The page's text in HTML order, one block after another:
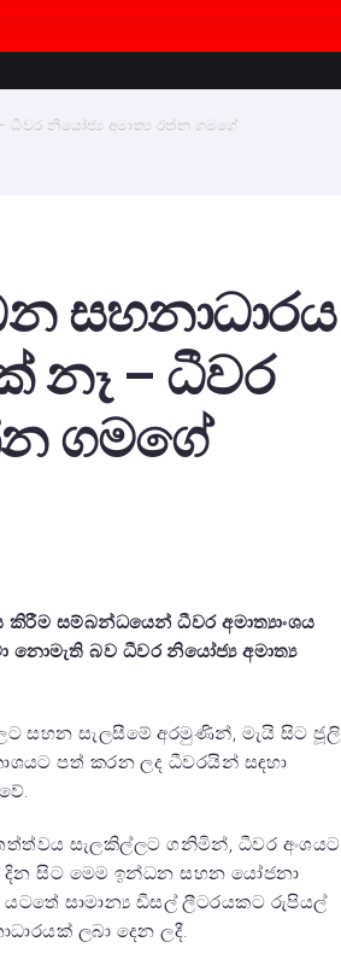
ධීවර නියෝජ්‍ය අමාත්‍ය රත්න ගමගේ
සහනාධාරය
නෑ – ධීවර
ගමගේ
කිරීම සම්බන්ධයෙන් ධීවර අමාත්‍යාංශය
නොමැති බව ධීවර නියෝජ්‍ය අමාත්‍ය
සහන සැලසීමේ අරමුණින්, මැයි සිට ජූලි
පත් කරන ලද ධීවරයින් සඳහා
සැලකිල්ලට ගනිමින්, ධීවර අංශයට
දින සිට මෙම ඉන්ධන සහන යෝජනා
යටතේ සාමාන්‍ය ඩීසල් ලීටරයකට රුපියල්
ලබා දෙන ලදී.